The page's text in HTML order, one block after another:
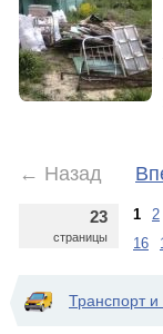
← Назад
23
страницы
1 2
16
Транспорт и